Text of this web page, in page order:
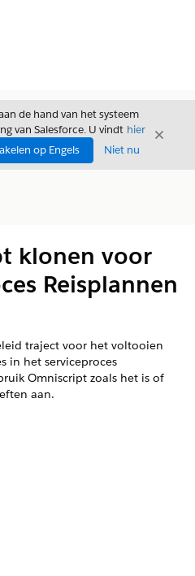
de hand van het systeem
van Salesforce. U vindt hier
op Engels Niet nu
Sluiten
klonen voor
Reisplannen
traject voor het voltooien
in het serviceproces
Omniscript zoals het is of
aan.
Cloud is ingeschakeld